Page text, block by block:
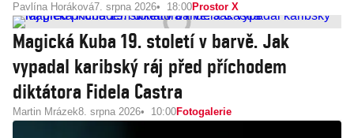
Pavlína Horáková7. srpna 2026 18:00Prostor X
Magická Kuba 19. století v barvě. Jak
vypadal karibský ráj před příchodem
diktátora Fidela Castra
Martin Mrázek8. srpna 2026 10:00Fotogalerie